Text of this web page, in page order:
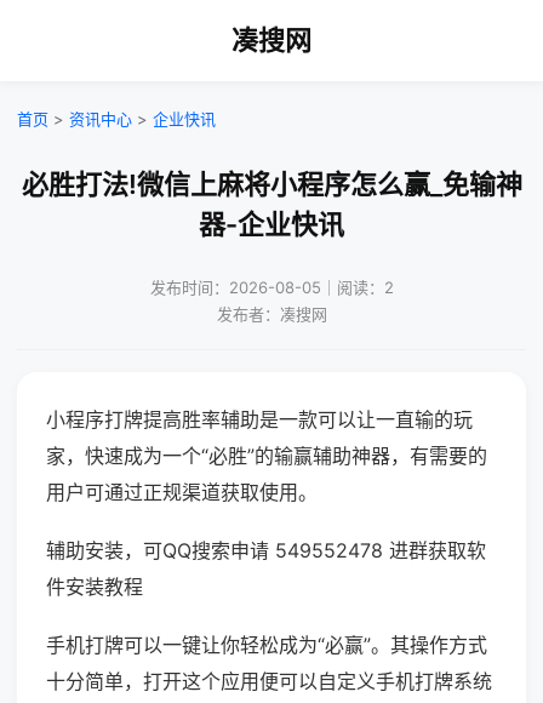
凑搜网
首页 > 资讯中心 > 企业快讯
必胜打法!微信上麻将小程序怎么赢_免输神
器-企业快讯
发布时间：2026-08-05｜阅读：2
发布者：凑搜网
小程序打牌提高胜率辅助是一款可以让一直输的玩
家，快速成为一个“必胜”的输赢辅助神器，有需要的
用户可通过正规渠道获取使用。
辅助安装，可QQ搜索申请 549552478 进群获取软
件安装教程
手机打牌可以一键让你轻松成为“必赢”。其操作方式
十分简单，打开这个应用便可以自定义手机打牌系统